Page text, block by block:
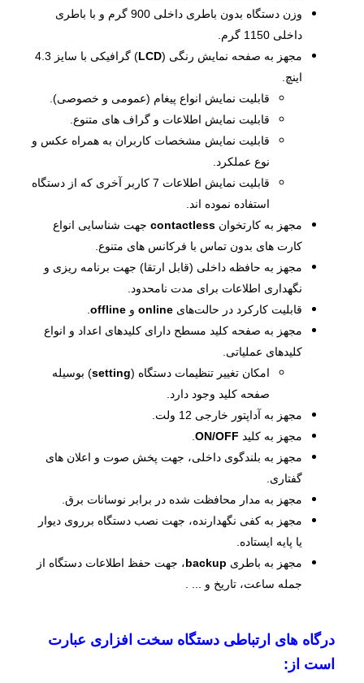
وزن دستگاه بدون باطری داخلی 900 گرم و با باطری
داخلی 1150 گرم.
مجهز به صفحه نمایش رنگی (LCD
) گرافیکی با سایز 4.3
اینچ.
قابلیت نمایش انواع پیغام­ (عمومی و خصوصی).
قابلیت نمایش اطلاعات و گراف­ های متنوع.
قابلیت نمایش مشخصات کاربران به همراه عکس و
نوع عملکرد.
قابلیت نمایش اطلاعات 7 کاربر آخری که از دستگاه
استفاده نموده اند.
مجهز به کارتخوان contactlessجهت شناسایی انواع
کارت ­های بدون تماس با فرکانس ­های متنوع.
مجهز به حافظه داخلی (قابل ارتقا) جهت برنامه­ ریزی و
نگهداری اطلاعات برای مدت نامحدود.
قابلیت کارکرد در حالت‌های onlineو offline
.
مجهز به صفحه کلید مسطح دارای کلیدهای اعداد و انواع
کلیدهای عملیاتی.
امکان تغییر تنظیمات دستگاه (setting) بوسیله
صفحه کلید وجود دارد.
مجهز به آداپتور خارجی 12 ولت.
مجهز به کلید ON/OFF
.
مجهز به بلندگوی داخلی، جهت پخش صوت و اعلان ­های
گفتاری.
مجهز به مدار محافظت شده در برابر نوسانات برق.
مجهز به کفی نگهدارنده، جهت نصب دستگاه برروی دیوار
یا پایه ایستاده.
مجهز به باطری backup، جهت حفظ اطلاعات دستگاه از
جمله ساعت، تاریخ و ... .
درگاه ­های ارتباطی دستگاه سخت افزاری عبارت
است از: